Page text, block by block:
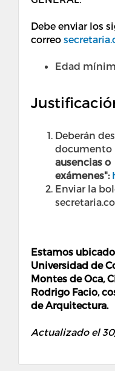
Debe enviar los
correo
Edad
Deberán
documento
ausencias o
exámenes":
Enviar la
Estamos
Universidad de
Montes de Oca,
Rodrigo Facio,
de Arquitectura.
Actualizado el